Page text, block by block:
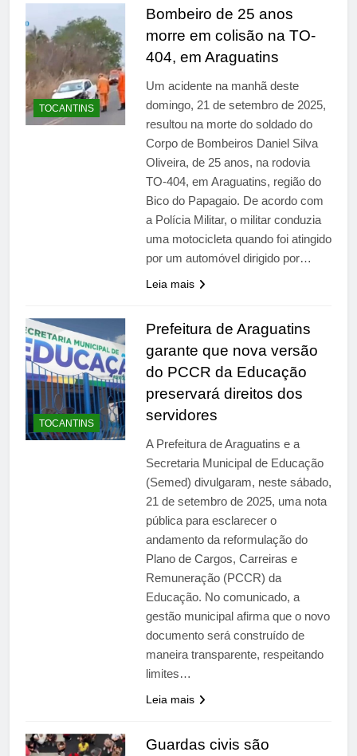
TOCANTINS
Bombeiro de 25 anos
morre em colisão na TO-
404, em Araguatins
Um acidente na manhã deste
domingo, 21 de setembro de 2025,
resultou na morte do soldado do
Corpo de Bombeiros Daniel Silva
Oliveira, de 25 anos, na rodovia
TO-404, em Araguatins, região do
Bico do Papagaio. De acordo com
a Polícia Militar, o militar conduzia
uma motocicleta quando foi atingido
por um automóvel dirigido por…
Leia mais
TOCANTINS
Prefeitura de Araguatins
garante que nova versão
do PCCR da Educação
preservará direitos dos
servidores
A Prefeitura de Araguatins e a
Secretaria Municipal de Educação
(Semed) divulgaram, neste sábado,
21 de setembro de 2025, uma nota
pública para esclarecer o
andamento da reformulação do
Plano de Cargos, Carreiras e
Remuneração (PCCR) da
Educação. No comunicado, a
gestão municipal afirma que o novo
documento será construído de
maneira transparente, respeitando
limites…
Leia mais
Guardas civis são